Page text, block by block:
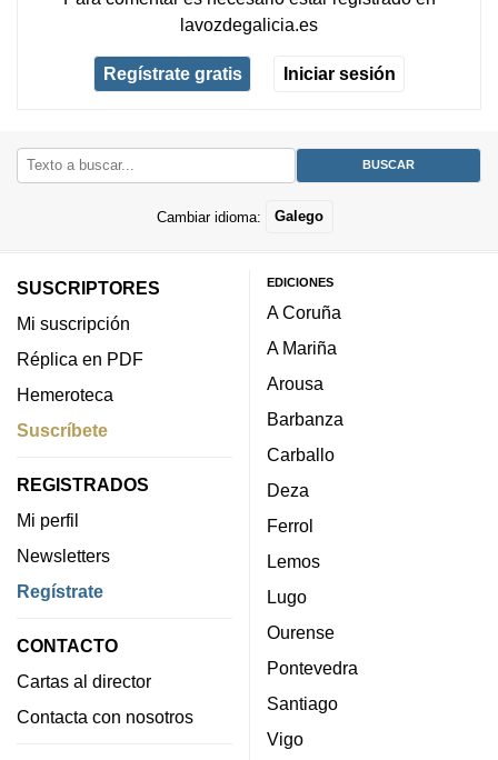
lavozdegalicia.es
Regístrate gratis Iniciar sesión
Cambiar idioma: Galego
SUSCRIPTORES
Mi suscripción
Réplica en PDF
Hemeroteca
Suscríbete
REGISTRADOS
Mi perfil
Newsletters
Regístrate
CONTACTO
Cartas al director
Contacta con nosotros
EDICIONES
A Coruña
A Mariña
Arousa
Barbanza
Carballo
Deza
Ferrol
Lemos
Lugo
Ourense
Pontevedra
Santiago
Vigo